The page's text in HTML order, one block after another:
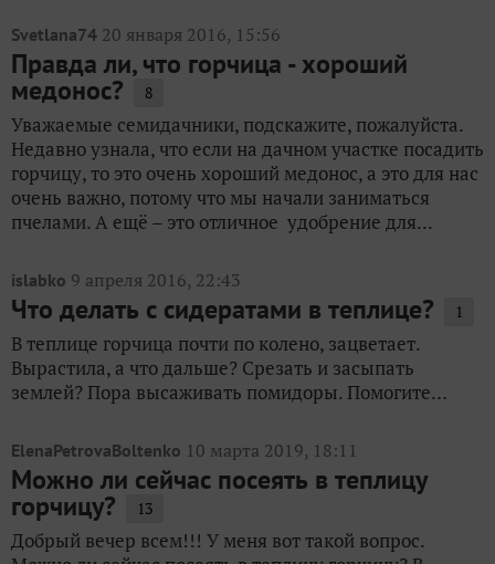
Svetlana74 20 января 2016, 15:56
Правда ли, что горчица - хороший
медонос? 8
Уважаемые семидачники, подскажите, пожалуйста.
Недавно узнала, что если на дачном участке посадить
горчицу, то это очень хороший медонос, а это для нас
очень важно, потому что мы начали заниматься
пчелами. А ещё – это отличное удобрение для...
islabko 9 апреля 2016, 22:43
Что делать с сидератами в теплице? 1
В теплице горчица почти по колено, зацветает.
Вырастила, а что дальше? Срезать и засыпать
землей? Пора высаживать помидоры. Помогите…
ElenaPetrovaBoltenko 10 марта 2019, 18:11
Можно ли сейчас посеять в теплицу
горчицу? 13
Добрый вечер всем!!! У меня вот такой вопрос.